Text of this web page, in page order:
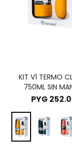
KIT V1 TERMO
750ML SIN
TERRANO KIT V1
AMARILLO
PYG